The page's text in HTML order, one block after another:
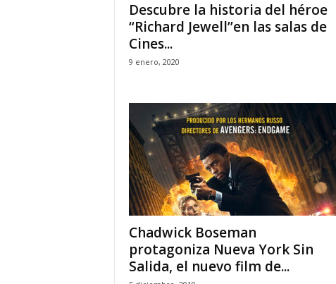
Descubre la historia del héroe
“Richard Jewell’’en las salas de
Cines...
9 enero, 2020
Chadwick Boseman
protagoniza Nueva York Sin
Salida, el nuevo film de...